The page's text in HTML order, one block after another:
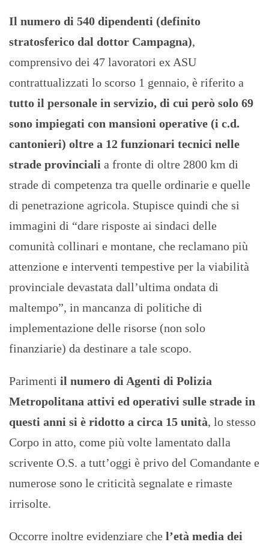
Il numero di 540 dipendenti (definito
stratosferico dal dottor Campagna),
comprensivo dei 47 lavoratori ex ASU
contrattualizzati lo scorso 1 gennaio, è riferito a
tutto il personale in servizio, di cui però solo 69
sono impiegati con mansioni operative (i c.d.
cantonieri) oltre a 12 funzionari tecnici nelle
strade provinciali a fronte di oltre 2800 km di
strade di competenza tra quelle ordinarie e quelle
di penetrazione agricola. Stupisce quindi che si
immagini di “dare risposte ai sindaci delle
comunità collinari e montane, che reclamano più
attenzione e interventi tempestive per la viabilità
provinciale devastata dall’ultima ondata di
maltempo”, in mancanza di politiche di
implementazione delle risorse (non solo
finanziarie) da destinare a tale scopo.
Parimenti il numero di Agenti di Polizia
Metropolitana attivi ed operativi sulle strade in
questi anni si è ridotto a circa 15 unità, lo stesso
Corpo in atto, come più volte lamentato dalla
scrivente O.S. a tutt’oggi è privo del Comandante e
numerose sono le criticità segnalate e rimaste
irrisolte.
Occorre inoltre evidenziare che l’età media dei